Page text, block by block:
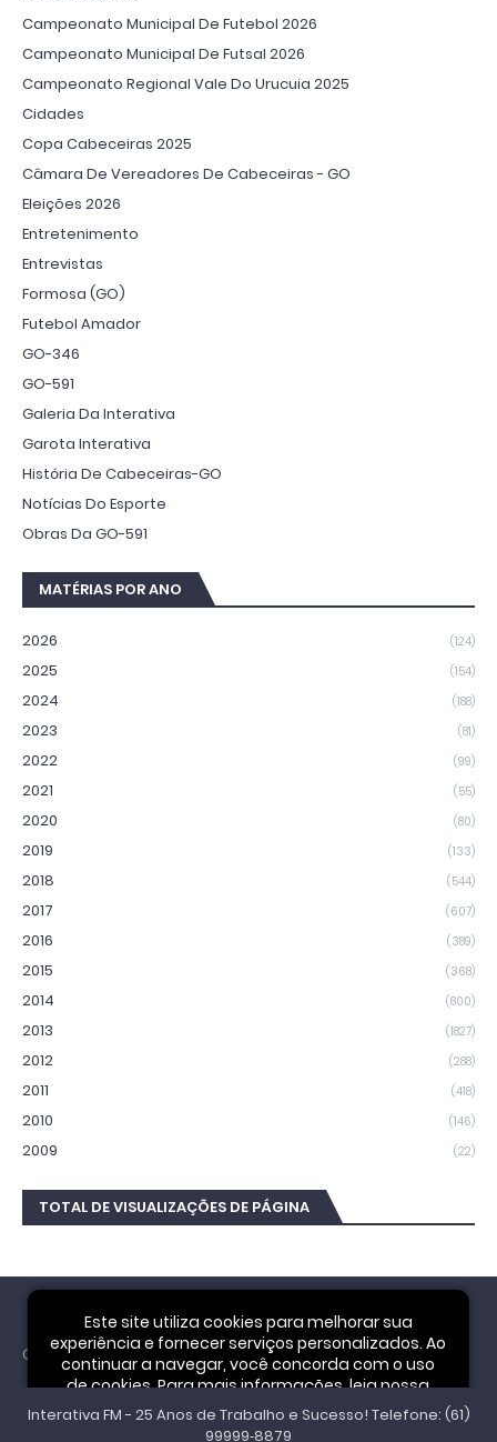
Campeonato Municipal De Futebol 2026
Campeonato Municipal De Futsal 2026
Campeonato Regional Vale Do Urucuia 2025
Cidades
Copa Cabeceiras 2025
Câmara De Vereadores De Cabeceiras - GO
Eleições 2026
Entretenimento
Entrevistas
Formosa (GO)
Futebol Amador
GO-346
GO-591
Galeria Da Interativa
Garota Interativa
História De Cabeceiras-GO
Notícias Do Esporte
Obras Da GO-591
MATÉRIAS POR ANO
2026 (124)
2025 (154)
2024 (188)
2023 (81)
2022 (99)
2021 (55)
2020 (80)
2019 (133)
2018 (544)
2017 (607)
2016 (389)
2015 (368)
2014 (800)
2013 (1827)
2012 (288)
2011 (418)
2010 (146)
2009 (22)
TOTAL DE VISUALIZAÇÕES DE PÁGINA
Cookie Notice
Este site utiliza cookies para melhorar sua
experiência e fornecer serviços personalizados. Ao
continuar a navegar, você concorda com o uso
de cookies. Para mais informações, leia nossa
Política de Privacidade.
Interativa FM - 25 Anos de Trabalho e Sucesso! Telefone: (61)
99999‑8879